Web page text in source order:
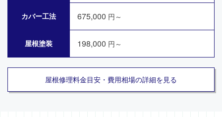
カバー工法 675,000 円～
屋根塗装 198,000 円～
屋根修理料金目安・費用相場の詳細を見る